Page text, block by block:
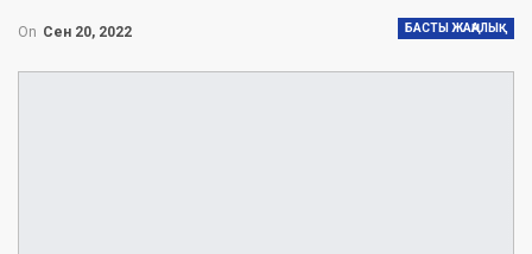
БАСТЫ ЖАҢАЛЫҚ
On Сен 20, 2022